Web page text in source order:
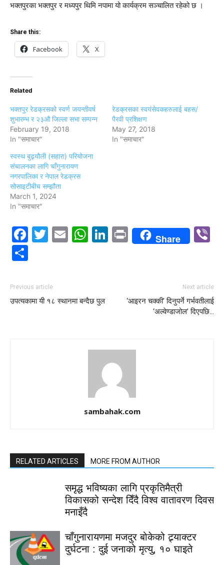
भक्तपुरका भक्तपुर र मध्यपुर थिमि नपामा यो कार्यक्रम सञ्चालित रहेको छ ।
Share this:
Facebook X
Related
भक्तपुर रेडक्रसको स्वर्ण जयन्तीवर्ष
शुभारम्भ र २३औ जिल्ला सभा सम्पन्न
February 19, 2018
In "समाचार"
रेडक्रसका स्वयंसेवकहरुलाई बहस/
पैरवी प्रशिक्षण
May 27, 2018
In "समाचार"
स्वस्थ बुढ्यौली (सहारा) परियोजना
संचालनका लागि चाँगुनारायण
नगरपालिका र नेपाल रेडक्रस
सोसाइटीबीच सम्झौता
March 1, 2024
In "समाचार"
Facebook
Twitter
EmailWhatsApp
LinkedIn
PrintShare
Previous article
उपत्यकामा यी १८ स्थानमा बन्दैछ पुल
Next article
‘आइरन चक्की’ दिनुपर्ने गर्भवतीलाई
‘अल्वेण्डाजोल’ दिएपछि…
sambahak.com
RELATED ARTICLES MORE FROM AUTHOR
समृद्ध भविष्यका लागि प्रकृतिमैत्री
विकासको सन्देश दिँदै विश्व वातावरण दिवस
मनाइँदै
चाँगुनारायणमा मजदुर बोकेको ट्र्याक्टर
दुर्घटना : दुई जनाको मृत्यु, १० घाइते